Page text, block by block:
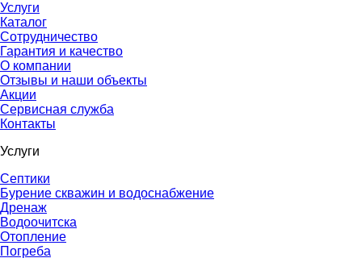
Услуги
Каталог
Сотрудничество
Гарантия и качество
О компании
Отзывы и наши объекты
Акции
Сервисная служба
Контакты
Услуги
Септики
Бурение скважин и водоснабжение
Дренаж
Водоочитска
Отопление
Погреба